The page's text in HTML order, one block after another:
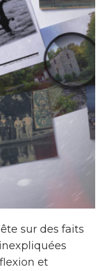
sur des faits
et